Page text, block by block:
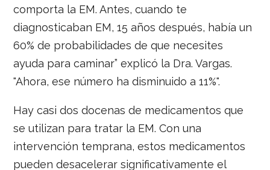
comporta la EM. Antes, cuando te
diagnosticaban EM, 15 años después, había un
60% de probabilidades de que necesites
ayuda para caminar” explicó la Dra. Vargas.
"Ahora, ese número ha disminuido a 11%".
Hay casi dos docenas de medicamentos que
se utilizan para tratar la EM. Con una
intervención temprana, estos medicamentos
pueden desacelerar significativamente el